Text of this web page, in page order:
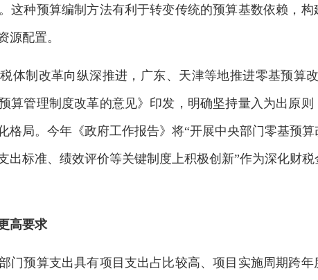
这种预算编制方法有利于转变传统的预算基数依赖，构
源配置。
体制改革向纵深推进，广东、天津等地推进零基预算改
算管理制度改革的意见》印发，明确坚持量入为出原
格局。今年《政府工作报告》将“开展中央部门零基预
出标准、绩效评价等关键制度上积极创新”作为深化财
高要求
门预算支出具有项目支出占比较高、项目实施周期跨